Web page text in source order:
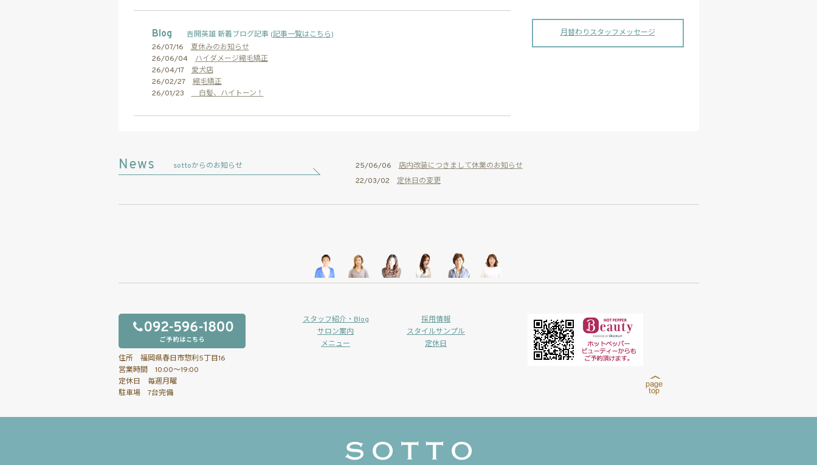
Blog 吉開英雄 新着ブログ記事 (記事一覧はこちら)
26/07/16 夏休みのお知らせ
26/06/04 ハイダメージ縮毛矯正
26/04/17 愛犬店
26/02/27 縮毛矯正
26/01/23
白髪、ハイトーン！
月替わりスタッフメッセージ
sottoからのお知らせ 25/06/06 店内改装につきまして休業のお知らせ
22/03/02 定休日の変更
住所 福岡県春日市惣利5丁目16
営業時間 10:00～19:00
定休日 毎週月曜
駐車場 7台完備
スタッフ紹介・Blog
サロン案内
メニュー
採用情報
スタイルサンプル
定休日